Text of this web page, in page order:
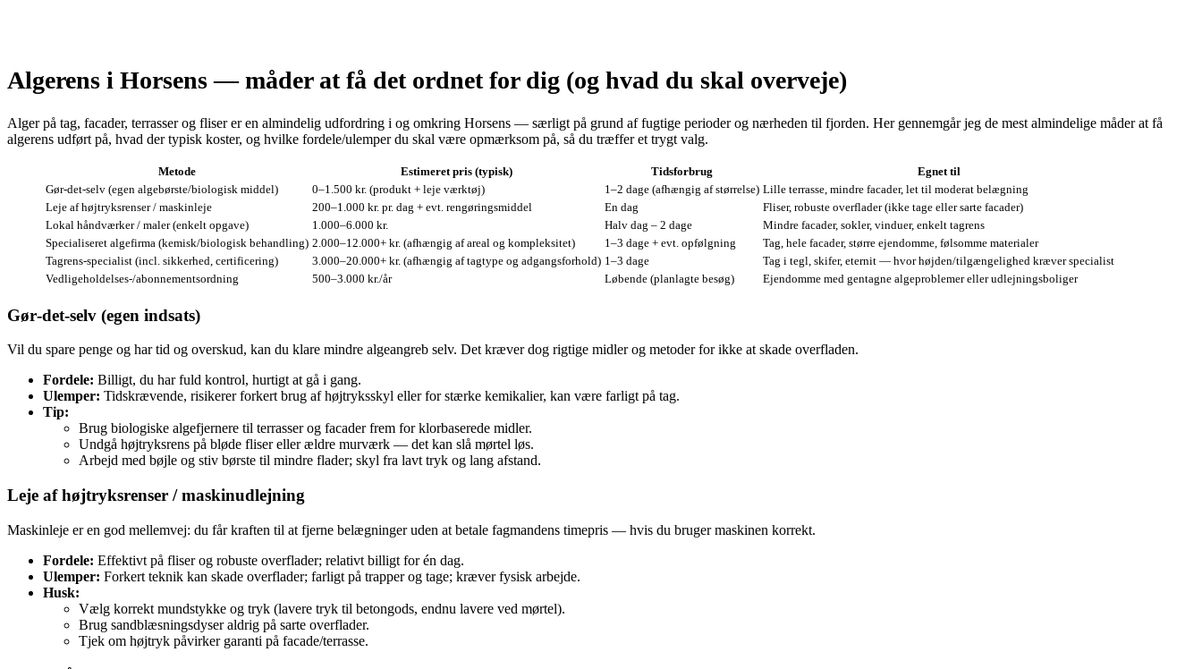
Algerens i Horsens — måder at få det ordnet for dig (og hvad du skal overveje)
Alger på tag, facader, terrasser og fliser er en almindelig udfordring i og omkring Horsens — særligt på grund af fugtige perioder og nærheden til fjorden. Her gennemgår jeg de mest almindelige måder at få
algerens udført på, hvad der typisk koster, og hvilke fordele/ulemper du skal være opmærksom på, så du træffer et trygt valg.
Metode Estimeret pris (typisk) Tidsforbrug
Egnet til
Gør‑det‑selv (egen algebørste/biologisk middel)
0–1.500 kr. (produkt + leje værktøj) 1–2 dage (afhængig af størrelse) Lille terrasse, mindre facader, let til moderat belægning
Leje af højtryksrenser / maskinleje
200–1.000 kr. pr. dag + evt. rengøringsmiddel En dag
Fliser, robuste overflader (ikke tage eller sarte facader)
Lokal håndværker / maler (enkelt opgave)
1.000–6.000 kr. Halv dag – 2 dage
Mind­re facader, sokler, vinduer, enkelt tagrens
Specialiseret algefirma (kemisk/biologisk behandling) 2.000–12.000+ kr. (afhængig af areal og kompleksitet) 1–3 dage + evt. opfølgning
Tag, hele facader, større ejendomme, følsomme materialer
Tagrens‑specialist (incl. sikkerhed, certificering)
3.000–20.000+ kr. (afhængig af tagtype og adgangsforhold) 1–3 dage
Tag i tegl, skifer, eternit — hvor højden/tilgængelighed kræver specialist
Vedligeholdelses‑/abonnementsordning
500–3.000 kr./år Løbende (planlagte besøg) Ejendomme med gentagne algeproblemer eller udlejningsboliger
Gør‑det‑selv (egen indsats)
Vil du spare penge og har tid og overskud, kan du klare mindre algeangreb selv. Det kræver dog rigtige midler og metoder for ikke at skade overfladen.
Fordele: Billigt, du har fuld kontrol, hurtigt at gå i gang.
Ulemper: Tidskrævende, risikerer forkert brug af højtryksskyl eller for stærke kemikalier, kan være farligt på tag.
Tip:
Brug biologiske algefjernere til terrasser og facader frem for klorbaserede midler.
Undgå højtryksrens på bløde fliser eller ældre murværk — det kan slå mørtel løs.
Arbejd med bøjle og stiv børste til mindre flader; skyl fra lavt tryk og lang afstand.
Leje af højtryksrenser / maskinudlejning
Maskinleje er en god mellemvej: du får kraften til at fjerne belægninger uden at betale fagmandens timepris — hvis du bruger maskinen korrekt.
Fordele: Effektivt på fliser og robuste overflader; relativt billigt for én dag.
Ulemper: Forkert teknik kan skade overflader; farligt på trapper og tage; kræver fysisk arbejde.
Husk:
Vælg korrekt mundstykke og tryk (lavere tryk til betongods, endnu lavere ved mørtel).
Brug sandblæsningsdyser aldrig på sarte overflader.
Tjek om højtryk påvirker garanti på facade/terrasse.